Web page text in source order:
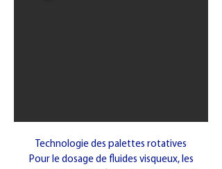
Technologie des palettes rotatives
Pour le dosage de fluides visqueux, les